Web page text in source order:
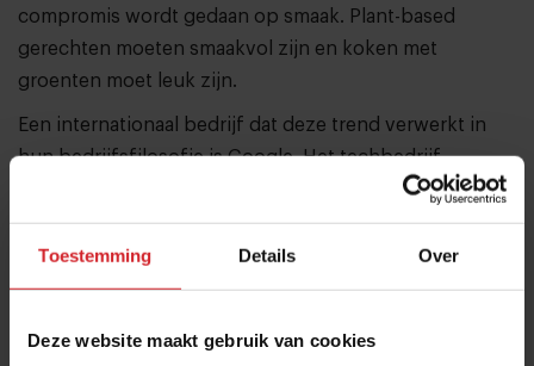
Toestemming Details Over
Deze website maakt gebruik van cookies
compromis wordt gedaan op smaak. Plant-based
gerechten moeten smaakvol zijn en koken met
groenten moet leuk zijn.
Een internationaal bedrijf dat deze trend verwerkt in
hun bedrijfsfilosofie is Google. Het techbedrijf
serveert dagelijks 240.000 maaltijden, in de kantoren in
57 landen. Stijn Kuppens, verantwoordelijk voor Food
at Google in Europa, het Midden-Oosten en Afrika: “We
willen onze medewerkers betere keuzes laten maken.
van. We geven daarom trainingen aan onze